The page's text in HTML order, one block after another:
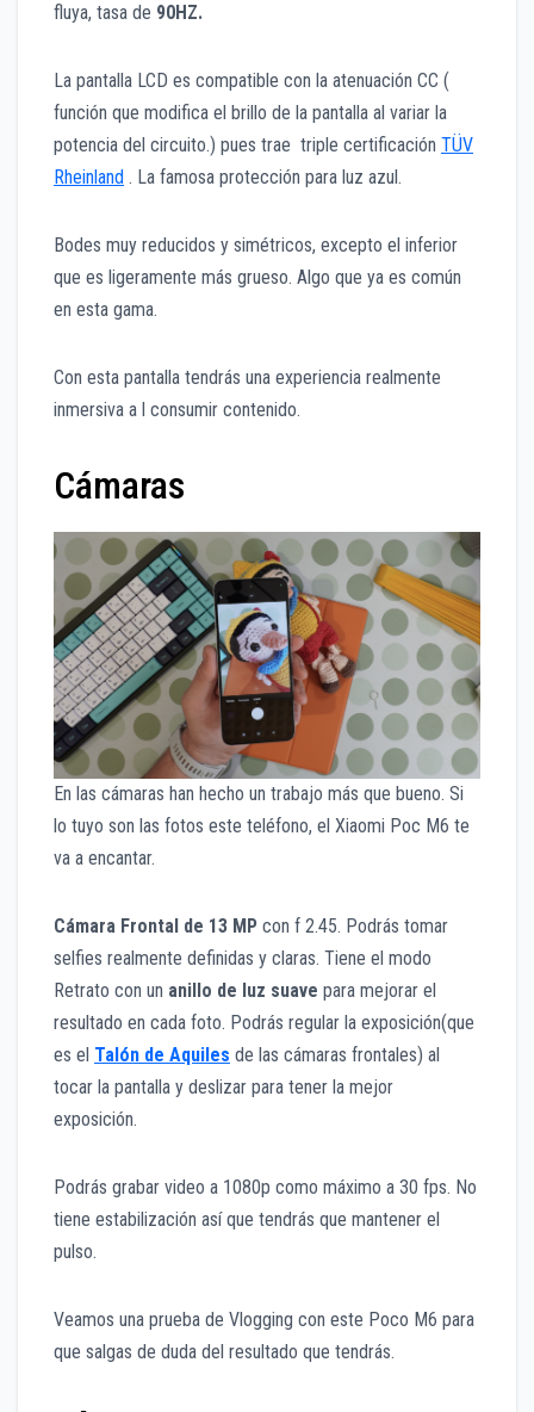
fluya, tasa de 90HZ.
La pantalla LCD es compatible con la atenuación CC (
función que modifica el brillo de la pantalla al variar la
potencia del circuito.) pues trae triple certificación TÜV
Rheinland . La famosa protección para luz azul.
Bodes muy reducidos y simétricos, excepto el inferior
que es ligeramente más grueso. Algo que ya es común
en esta gama.
Con esta pantalla tendrás una experiencia realmente
inmersiva a l consumir contenido.
Cámaras
En las cámaras han hecho un trabajo más que bueno. Si
lo tuyo son las fotos este teléfono, el Xiaomi Poc M6 te
va a encantar.
Cámara Frontal de 13 MP con f 2.45. Podrás tomar
selfies realmente definidas y claras. Tiene el modo
Retrato con un anillo de luz suave para mejorar el
resultado en cada foto. Podrás regular la exposición(que
es el Talón de Aquiles de las cámaras frontales) al
tocar la pantalla y deslizar para tener la mejor
exposición.
Podrás grabar video a 1080p como máximo a 30 fps. No
tiene estabilización así que tendrás que mantener el
pulso.
Veamos una prueba de Vlogging con este Poco M6 para
que salgas de duda del resultado que tendrás.